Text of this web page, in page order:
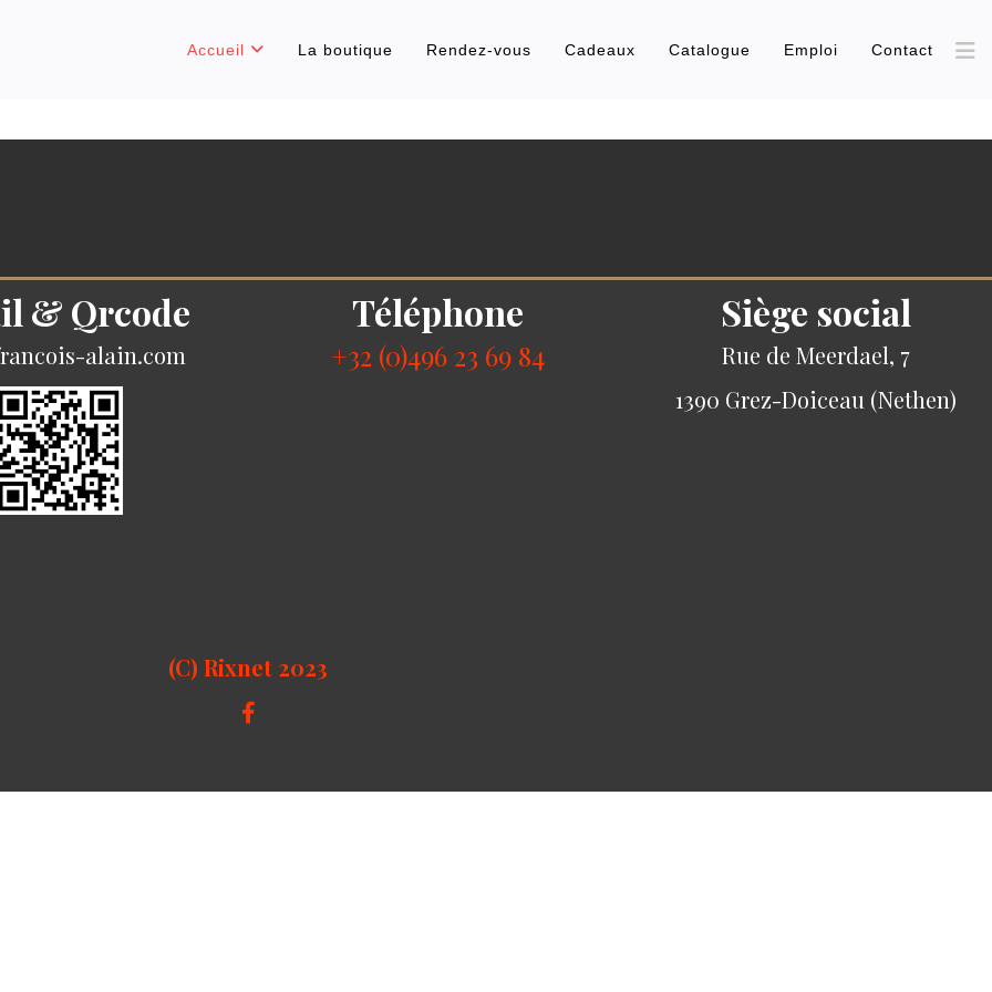
Accueil La boutique Rendez-vous Cadeaux Catalogue Emploi Contact
& Qrcode
alain.com
Téléphone
+32 (0)496 23 69 84
Siège social
Rue de Meerdael, 7
1390 Grez-Doiceau (Nethen)
(C) Rixnet 2023